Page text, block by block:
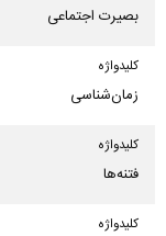
بصیرت اجتماعی
كلیدواژه
زمان‌شناسی
كلیدواژه
فتنه‌ها
كلیدواژه